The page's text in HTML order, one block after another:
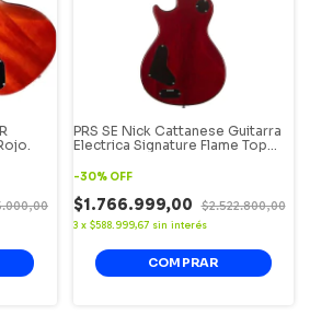
PRS SE Nick Cattanese Guitarra
Electrica Signature Flame Top
-30% OFF
$1.766.999,00 $2.522.800,00
3 x $588.999,67 sin interés